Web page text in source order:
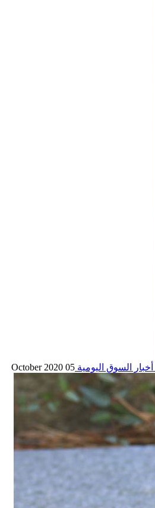
أخبار السوق اليومية 05 October 2020